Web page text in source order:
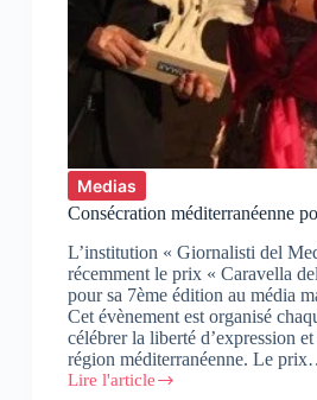
Medias
Consécration méditerranéenne
L’institution « Giornalisti del
récemment le prix « Caravella
pour sa 7ème édition au média
Cet évènement est organisé
célébrer la liberté d’expression
région méditerranéenne. Le
Lire l'article
Consécration